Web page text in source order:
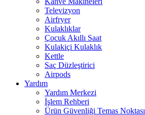
Televizyon
Airfryer
Kulaklıklar
Çocuk Akıllı Saat
Kulakiçi Kulaklık
Kettle
Saç Düzleştirici
Airpods
Yardım
Yardım Merkezi
İşlem Rehberi
Ürün Güvenliği Temas Noktası